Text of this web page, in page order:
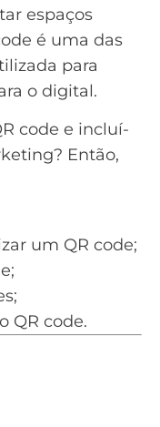
espaços
é uma das
para
o digital.
code e incluí-
Então,
um QR code;
QR code.